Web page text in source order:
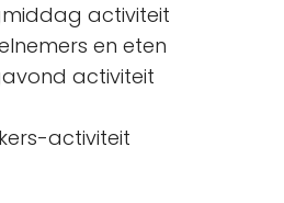
activiteit
en eten
activiteit
activiteit